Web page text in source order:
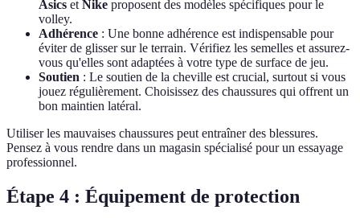
Asics et Nike proposent des modèles spécifiques pour le
volley.
Adhérence : Une bonne adhérence est indispensable pour
éviter de glisser sur le terrain. Vérifiez les semelles et assurez-
vous qu'elles sont adaptées à votre type de surface de jeu.
Soutien : Le soutien de la cheville est crucial, surtout si vous
jouez régulièrement. Choisissez des chaussures qui offrent un
bon maintien latéral.
Utiliser les mauvaises chaussures peut entraîner des blessures.
Pensez à vous rendre dans un magasin spécialisé pour un essayage
professionnel.
Étape 4 : Équipement de protection